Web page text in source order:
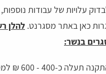
עלויות של עבודות
כאן באתר מסגרנט. להלן
בנשר:
תעלה כ-400 - 600 ₪ למטר אורך.